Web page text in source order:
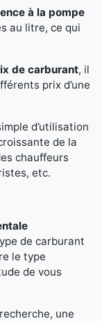
à la pompe
au litre, ce qui
de carburant, il
prix d’une
d’utilisation
de la
chauffeurs
etc.
de carburant
le type
de vous
une